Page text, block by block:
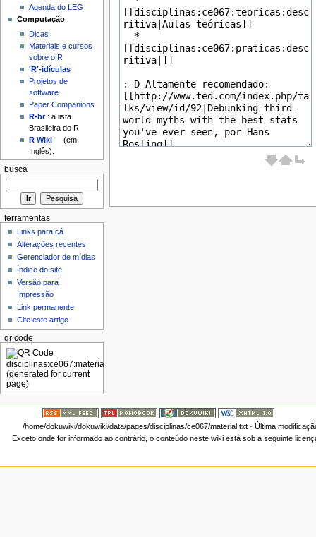
Agenda do LEG
Computação
Dicas
Materiais e cursos
sobre o R
'R'-idículas
Projetos de
software
Paper Companions
R-br: a lista
Brasileira do R
R Wiki
(em
Inglês).
busca
ferramentas
Links para cá
Alterações recentes
Gerenciador de mídias
Índice do site
Versão para
Impressão
Link permanente
Cite este artigo
qr code
/home/dokuwiki/dokuwiki/data/pages/disciplinas/ce067/material.txt· Última
Exceto onde for informado ao contrário, o conteúdo neste wiki está sob a seguinte